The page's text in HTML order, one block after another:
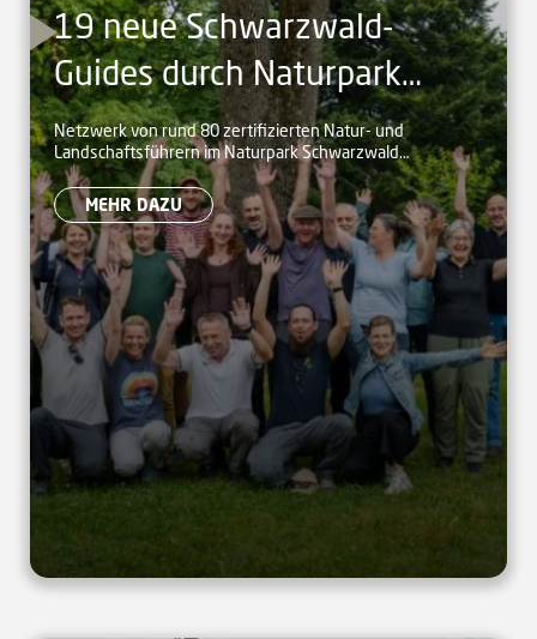
19 neue Schwarzwald-
Guides durch Naturpark
zertifiziert
Netzwerk von rund 80 zertifizierten Natur- und
Landschaftsführern im Naturpark Schwarzwald
Mitte/Nord bieten Erlebnistouren im nördlichen und
mittleren Schwarzwald.
MEHR DAZU